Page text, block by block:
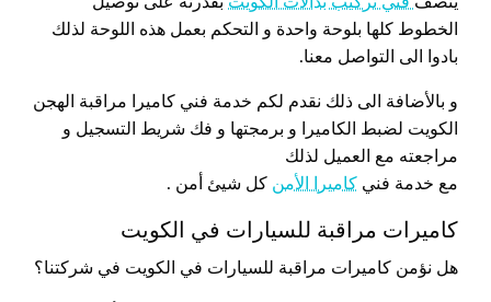
الخطوط كلها بلوحة واحدة و التحكم بعمل هذه اللوحة لذلك
بادوا الى التواصل معنا.
و بالأضافة الى ذلك نقدم لكم خدمة فني كاميرا مراقبة الهجن
الكويت لضبط الكاميرا و برمجتها و فك شريط التسجيل و
مراجعته مع العميل لذلك
مع خدمة فني كاميرا الأمن كل شيئ أمن .
كاميرات مراقبة للسيارات في الكويت
هل نؤمن كاميرات مراقبة للسيارات في الكويت في شركتنا؟